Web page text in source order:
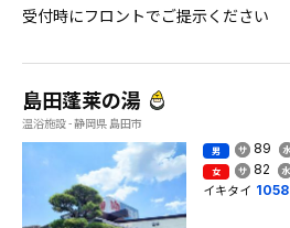
受付時にフロントでご提示ください
島田蓬莱の湯
温浴施設 - 静岡県 島田市
男 89
女 82
イキタイ 1058